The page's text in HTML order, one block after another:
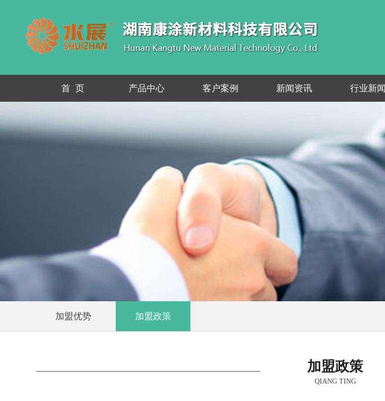
首 页 产品中心 客户案例 新闻资讯 行业新闻
加盟优势 加盟政策
加盟政策
QIANG TING